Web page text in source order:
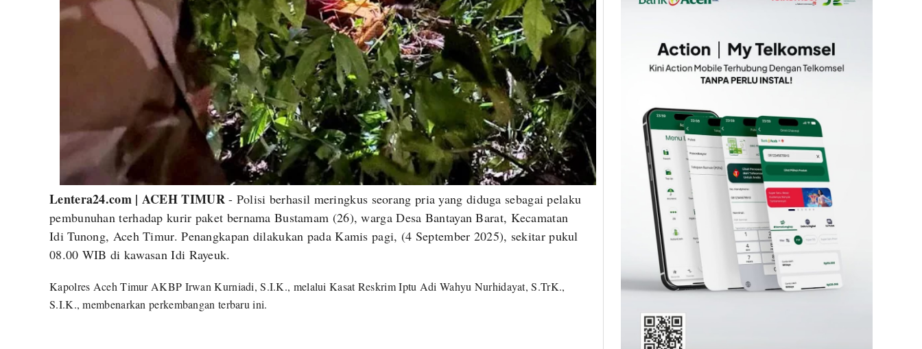
Lentera24.com | ACEH TIMUR- Polisi berhasil meringkus seorang pria yang diduga sebagai pelaku
pembunuhan terhadap kurir paket bernama Bustamam (26), warga Desa Bantayan Barat, Kecamatan
Idi Tunong, Aceh Timur. Penangkapan dilakukan pada Kamis pagi, (4 September 2025), sekitar pukul
08.00 WIB di kawasan Idi Rayeuk.
Kapolres Aceh Timur AKBP Irwan Kurniadi, S.I.K., melalui Kasat Reskrim Iptu Adi Wahyu Nurhidayat, S.TrK.,
S.I.K., membenarkan perkembangan terbaru ini.